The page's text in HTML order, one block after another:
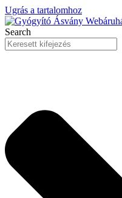
Ugrás a tartalomhoz
Search